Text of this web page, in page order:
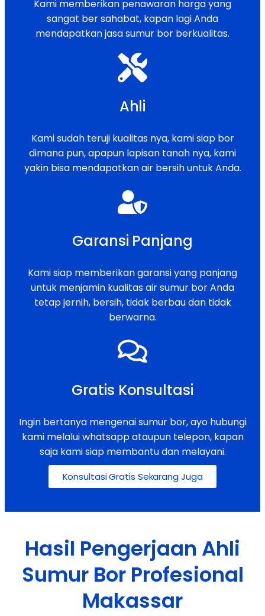
Kami memberikan penawaran harga yang
sangat ber sahabat, kapan lagi Anda
mendapatkan jasa sumur bor berkualitas.
Ahli
Kami sudah teruji kualitas nya, kami siap bor
dimana pun, apapun lapisan tanah nya, kami
yakin bisa mendapatkan air bersih untuk Anda.
Garansi Panjang
Kami siap memberikan garansi yang panjang
untuk menjamin kualitas air sumur bor Anda
tetap jernih, bersih, tidak berbau dan tidak
berwarna.
Gratis Konsultasi
Ingin bertanya mengenai sumur bor, ayo hubungi
kami melalui whatsapp ataupun telepon, kapan
saja kami siap membantu dan melayani.
Konsultasi Gratis Sekarang Juga
Hasil Pengerjaan Ahli
Sumur Bor Profesional
Makassar